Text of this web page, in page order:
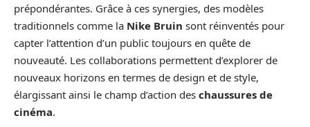
prépondérantes. Grâce à ces synergies, des modèles
traditionnels comme la Nike Bruin sont réinventés pour
capter l’attention d’un public toujours en quête de
nouveauté. Les collaborations permettent d’explorer de
nouveaux horizons en termes de design et de style,
élargissant ainsi le champ d’action des chaussures de
cinéma.